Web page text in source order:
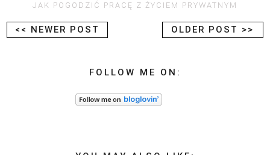
JAK POGODZIĆ PRACĘ Z ŻYCIEM PRYWATNYM
<< NEWER POST OLDER POST >>
FOLLOW ME ON: